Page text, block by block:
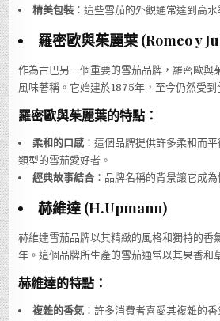
精美包裝 ：這些雪茄的外觀通常達到高
羅密歐與茱麗葉 (Romeo y
作為古巴另一個重要的雪茄品牌，羅密歐與
風味著稱。它始建於1875年，至今仍然受到
羅密歐與茱麗葉的特點：
柔和的口感 ：這個品牌提供許多柔和而
類型的雪茄愛好者。
經典故事結合 ：品牌名稱的背景讓它成
赫維達 (H.Upmann)
赫維達雪茄品牌以其精緻的風格和獨特的香
年。這個品牌所生產的雪茄通常以其果香和
赫維達的特點：
複雜的香氣 ：許多消費者喜愛其複雜的